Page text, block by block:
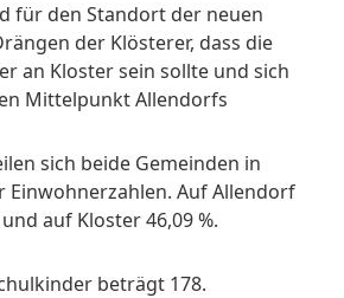
für den Standort der neuen
der Klösterer, dass die
an Kloster sein sollte und sich
Mittelpunkt Allendorfs
sich beide Gemeinden in
Einwohnerzahlen. Auf Allendorf
auf Kloster 46,09 %.
beträgt 178.